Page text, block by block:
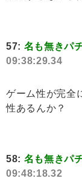
57: 名も無きパ
09:38:29.34
ゲーム性が完全
性あるんか？
58: 名も無きパ
09:48:18.32